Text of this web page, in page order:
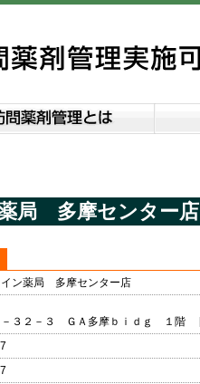
局 多摩センター店
イン薬局 多摩センター店
－３２－３ ＧＡ多摩ｂｉｄｇ １階